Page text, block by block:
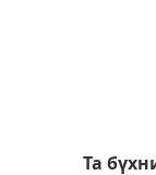
Та